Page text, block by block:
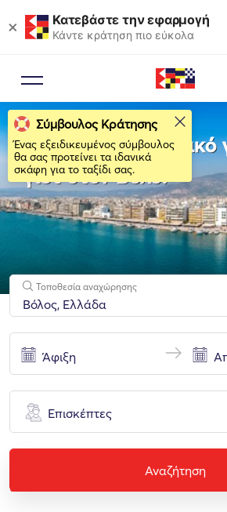
× Κατεβάστε την εφαρμογή
Κάντε κράτηση πιο εύκολα
Νοικιάστε το ιδανικό
γιοτ στον Βόλο!
Τοποθεσία αναχώρησης
Επισκέπτες
Αναζήτηση
Σύμβουλος Κράτησης
Ένας εξειδικευμένος σύμβουλος
θα σας προτείνει τα ιδανικά
σκάφη για το ταξίδι σας.